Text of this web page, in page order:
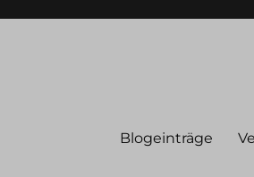
Blogeinträge